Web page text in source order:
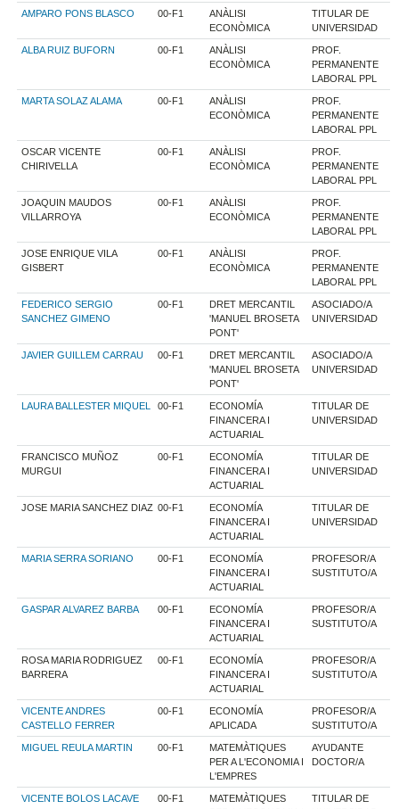
AMPARO PONS BLASCO 00-F1
ANÀLISI
ECONÒMICA
TITULAR DE
UNIVERSIDAD
ALBA RUIZ BUFORN 00-F1
ANÀLISI
ECONÒMICA
PROF.
PERMANENTE
LABORAL PPL
MARTA SOLAZ ALAMA 00-F1
ANÀLISI
ECONÒMICA
PROF.
PERMANENTE
LABORAL PPL
OSCAR VICENTE
CHIRIVELLA
00-F1
ANÀLISI
ECONÒMICA
PROF.
PERMANENTE
LABORAL PPL
JOAQUIN MAUDOS
VILLARROYA
00-F1
ANÀLISI
ECONÒMICA
PROF.
PERMANENTE
LABORAL PPL
JOSE ENRIQUE VILA
GISBERT
00-F1
ANÀLISI
ECONÒMICA
PROF.
PERMANENTE
LABORAL PPL
FEDERICO SERGIO
SANCHEZ GIMENO
00-F1
DRET MERCANTIL
'MANUEL BROSETA
PONT'
ASOCIADO/A
UNIVERSIDAD
JAVIER GUILLEM CARRAU 00-F1
DRET MERCANTIL
'MANUEL BROSETA
PONT'
ASOCIADO/A
UNIVERSIDAD
LAURA BALLESTER MIQUEL 00-F1
ECONOMÍA
FINANCERA I
ACTUARIAL
TITULAR DE
UNIVERSIDAD
FRANCISCO MUÑOZ
MURGUI
00-F1
ECONOMÍA
FINANCERA I
ACTUARIAL
TITULAR DE
UNIVERSIDAD
JOSE MARIA SANCHEZ DIAZ 00-F1
ECONOMÍA
FINANCERA I
ACTUARIAL
TITULAR DE
UNIVERSIDAD
MARIA SERRA SORIANO 00-F1
ECONOMÍA
FINANCERA I
ACTUARIAL
PROFESOR/A
SUSTITUTO/A
GASPAR ALVAREZ BARBA 00-F1
ECONOMÍA
FINANCERA I
ACTUARIAL
PROFESOR/A
SUSTITUTO/A
ROSA MARIA RODRIGUEZ
BARRERA
00-F1
ECONOMÍA
FINANCERA I
ACTUARIAL
PROFESOR/A
SUSTITUTO/A
VICENTE ANDRES
CASTELLO FERRER
00-F1
ECONOMÍA
APLICADA
PROFESOR/A
SUSTITUTO/A
MIGUEL REULA MARTIN 00-F1
MATEMÀTIQUES
PER A L'ECONOMIA I
L'EMPRES
AYUDANTE
DOCTOR/A
VICENTE BOLOS LACAVE 00-F1
MATEMÀTIQUES
TITULAR DE